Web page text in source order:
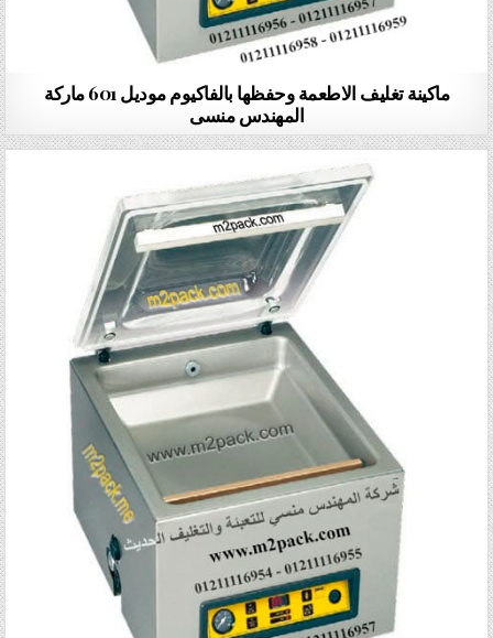
ماكينة تغليف الاطعمة وحفظها بالفاكيوم موديل 601 ماركة
المهندس منسى